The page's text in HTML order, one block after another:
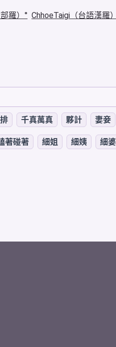
羅） ChhoeTaigi（台語漢羅）
千真萬真 夥計 妻妾
著碰著 細姐 細姨 細婆